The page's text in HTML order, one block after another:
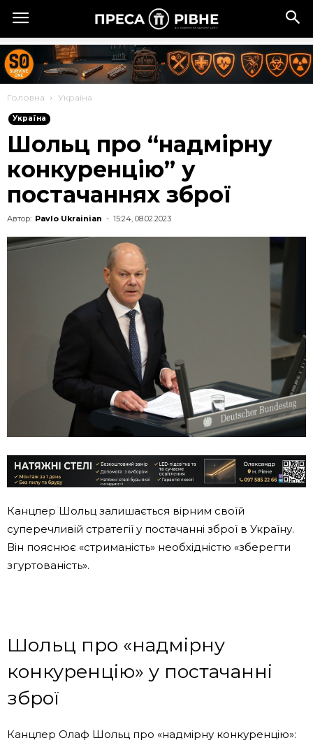
Головна Україна
Україна
Шольц про “надмірну
конкуренцію” у
постачаннях зброї
Автор: Pavlo Ukrainian - 15:24, 08.02.2023
Канцлер Шольц залишається вірним своїй
суперечливій стратегії у постачанні зброї в Україну.
Він пояснює «стриманість» необхідністю «зберегти
згуртованість».
Шольц про «надмірну
конкуренцію» у постачанні
зброї
Канцлер Олаф Шольц про «надмірну конкуренцію»: